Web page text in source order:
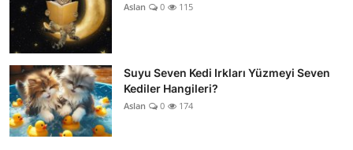
Aslan 0 115
Suyu Seven Kedi Irkları Yüzmeyi Seven
Kediler Hangileri?
Aslan 0 174